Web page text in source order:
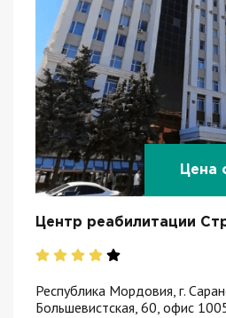
Цена
Центр реабилитации
Республика Мордовия, г.
Большевистская, 60, офис